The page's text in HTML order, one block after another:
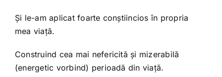
Și le-am aplicat foarte conștiincios în propria
mea viață.
Construind cea mai nefericită și mizerabilă
(energetic vorbind) perioadă din viață.